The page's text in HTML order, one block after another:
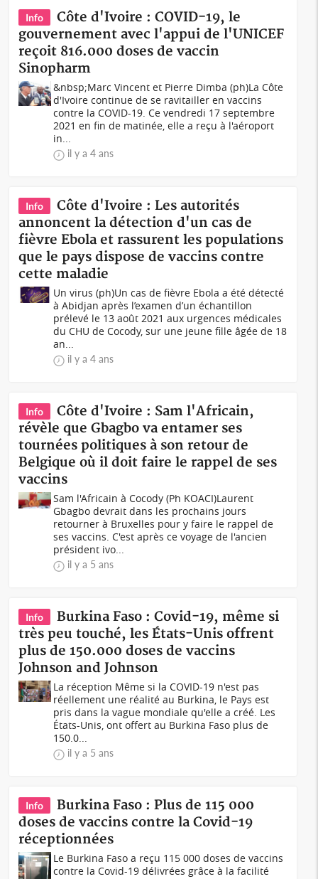
Info
Côte d'Ivoire : COVID-19, le
gouvernement avec l'appui de l'UNICEF
reçoit 816.000 doses de vaccin
Sinopharm
&nbsp;Marc Vincent et Pierre Dimba (ph)La Côte
d'Ivoire continue de se ravitailler en vaccins
contre la COVID-19. Ce vendredi 17 septembre
2021 en fin de matinée, elle a reçu à l'aéroport
in...
il y a 4 ans
Info
Côte d'Ivoire : Les autorités
annoncent la détection d'un cas de
fièvre Ebola et rassurent les populations
que le pays dispose de vaccins contre
cette maladie
Un virus (ph)Un cas de fièvre Ebola a été détecté
à Abidjan après l’examen d’un échantillon
prélevé le 13 août 2021 aux urgences médicales
du CHU de Cocody, sur une jeune fille âgée de 18
an...
il y a 4 ans
Info
Côte d'Ivoire : Sam l'Africain,
révèle que Gbagbo va entamer ses
tournées politiques à son retour de
Belgique où il doit faire le rappel de ses
vaccins
Sam l'Africain à Cocody (Ph KOACI)Laurent
Gbagbo devrait dans les prochains jours
retourner à Bruxelles pour y faire le rappel de
ses vaccins. C'est après ce voyage de l'ancien
président ivo...
il y a 5 ans
Info
Burkina Faso : Covid-19, même si
très peu touché, les États-Unis offrent
plus de 150.000 doses de vaccins
Johnson and Johnson
La réception Même si la COVID-19 n'est pas
réellement une réalité au Burkina, le Pays est
pris dans la vague mondiale qu'elle a créé. Les
États-Unis, ont offert au Burkina Faso plus de
150.0...
il y a 5 ans
Info
Burkina Faso : Plus de 115 000
doses de vaccins contre la Covid-19
réceptionnées
Le Burkina Faso a reçu 115 000 doses de vaccins
contre la Covid-19 délivrées grâce à la facilité